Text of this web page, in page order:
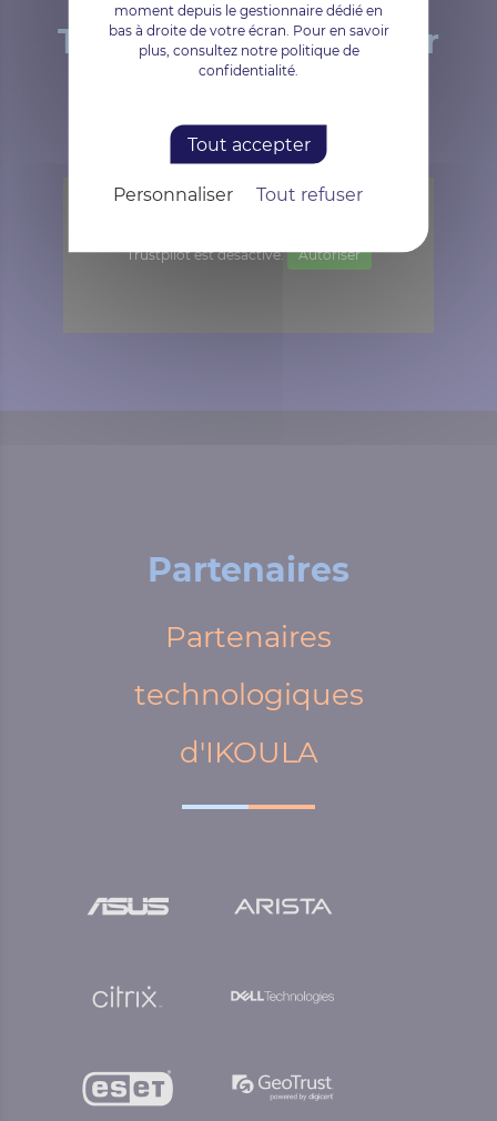
Testé et approuvé par
Trustpilot est désactivé. Autoriser
Partenaires
Partenaires
technologiques
d'IKOULA
moment depuis le gestionnaire dédié en
bas à droite de votre écran. Pour en savoir
plus, consultez notre politique de
confidentialité.
Tout accepter
Tout refuser
Personnaliser